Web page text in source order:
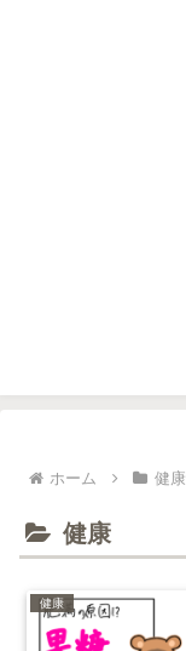
ホーム 健康
健康
健康